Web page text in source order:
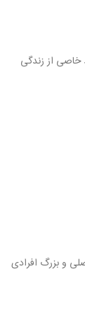
خاصی از زندگی
و بزرگ افرادی